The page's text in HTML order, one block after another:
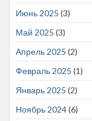
Июнь 2025 (3)
Май 2025 (3)
Апрель 2025 (2)
Февраль 2025 (1)
Январь 2025 (2)
Ноябрь 2024(6)